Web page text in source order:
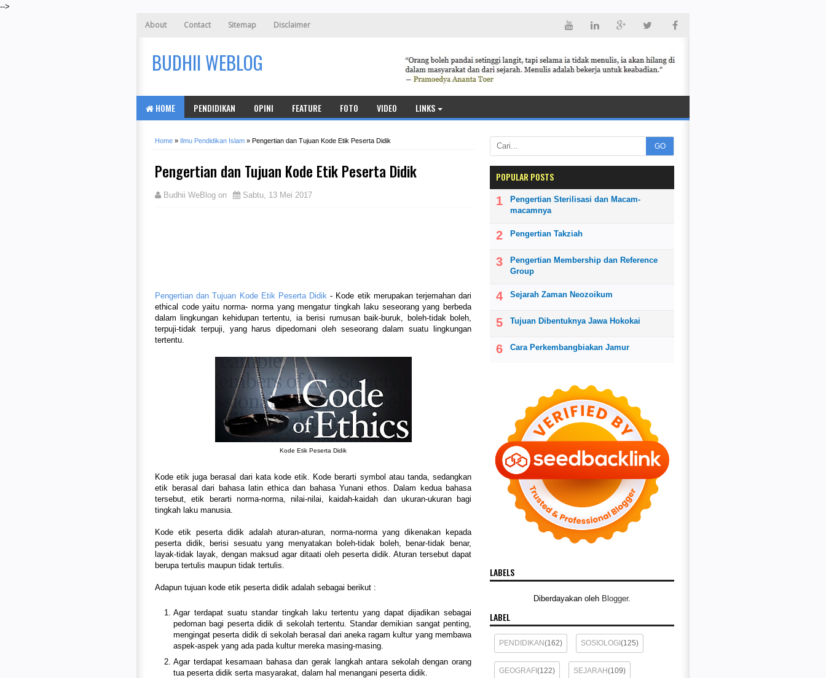
-->
About Contact Sitemap Disclaimer
BUDHII WEBLOG
HOME PENDIDIKAN OPINI FEATURE FOTO VIDEO LINKS
Home » Ilmu Pendidikan Islam » Pengertian dan Tujuan Kode Etik Peserta Didik
Pengertian dan Tujuan Kode Etik Peserta Didik
Budhii WeBlog on Sabtu, 13 Mei 2017
Pengertian dan Tujuan Kode Etik Peserta Didik - Kode etik merupakan terjemahan dari
ethical code yaitu norma- norma yang mengatur tingkah laku seseorang yang berbeda
dalam lingkungan kehidupan tertentu, ia berisi rumusan baik-buruk, boleh-tidak boleh,
terpuji-tidak terpuji, yang harus dipedomani oleh seseorang dalam suatu lingkungan
tertentu.
Kode Etik Peserta Didik
Kode etik juga berasal dari kata kode etik. Kode berarti symbol atau tanda, sedangkan
etik berasal dari bahasa latin ethica dan bahasa Yunani ethos. Dalam kedua bahasa
tersebut, etik berarti norma-norma, nilai-nilai, kaidah-kaidah dan ukuran-ukuran bagi
tingkah laku manusia.
Kode etik peserta didik adalah aturan-aturan, norma-norma yang dikenakan kepada
peserta didik, berisi sesuatu yang menyatakan boleh-tidak boleh, benar-tidak benar,
layak-tidak layak, dengan maksud agar ditaati oleh peserta didik. Aturan tersebut dapat
berupa tertulis maupun tidak tertulis.
Adapun tujuan kode etik peserta didik adalah sebagai berikut :
Agar terdapat suatu standar tingkah laku tertentu yang dapat dijadikan sebagai
pedoman bagi peserta didik di sekolah tertentu. Standar demikian sangat penting,
mengingat peserta didik di sekolah berasal dari aneka ragam kultur yang membawa
aspek-aspek yang ada pada kultur mereka masing-masing.
Agar terdapat kesamaan bahasa dan gerak langkah antara sekolah dengan orang
tua peserta didik serta masyarakat, dalam hal menangani peserta didik.
GO
POPULAR POSTS
Pengertian Sterilisasi dan Macam-
macamnya
Pengertian Takziah
Pengertian Membership dan Reference
Group
Sejarah Zaman Neozoikum
Tujuan Dibentuknya Jawa Hokokai
Cara Perkembangbiakan Jamur
LABELS
Diberdayakan oleh Blogger.
LABEL
PENDIDIKAN(162) SOSIOLOGI(125)
GEOGRAFI(122) SEJARAH(109)